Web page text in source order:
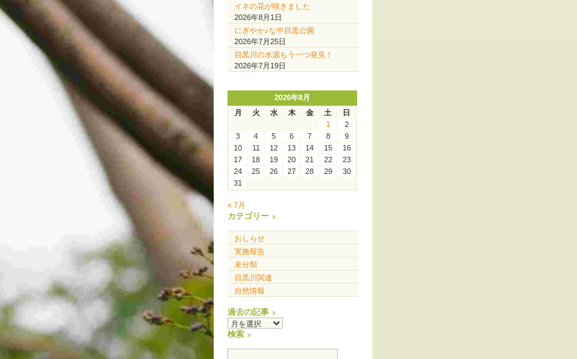
イネの花が咲きました
2026年8月1日
にぎやか♪な中目黒公園
2026年7月25日
目黒川の水源もう一つ発見！
2026年7月19日
2026年8月
月
火 水 木 金 土
日
1
2
3
4 5 6 7 8
9
10
11 12 13 14 15
16
17
18 19 20 21 22
23
24
25 26 27 28 29
30
31
« 7月
カテゴリー
おしらせ
実施報告
未分類
目黒川関連
自然情報
過去の記事
過
去
検索